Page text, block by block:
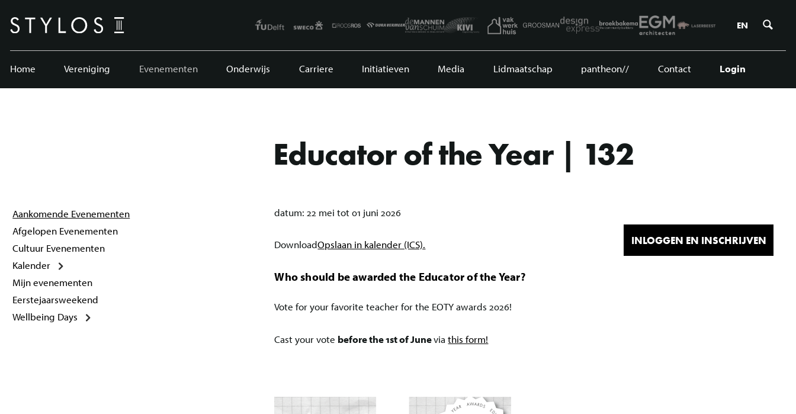
EN
Home Vereniging Evenementen Onderwijs Carriere Initiatieven Media Lidmaatschap pantheon// Contact Login
Educator of the Year | 132
Aankomende Evenementen
Afgelopen Evenementen
Cultuur Evenementen
Kalender
Mijn evenementen
Eerstejaarsweekend
Wellbeing Days
datum:22 mei tot 01 juni 2026
DownloadOpslaan in kalender (ICS).
Who should be awarded the Educator of the Year?
Vote for your favorite teacher for the EOTY awards 2026!
Cast your vote before the 1st of Juneviathis form!
INLOGGEN EN INSCHRIJVEN